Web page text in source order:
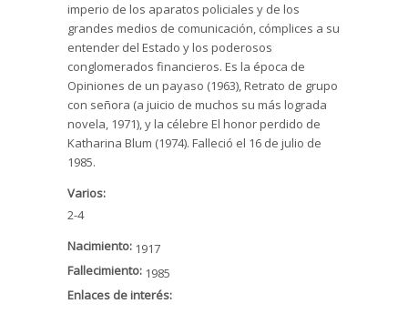
imperio de los aparatos policiales y de los
grandes medios de comunicación, cómplices a su
entender del Estado y los poderosos
conglomerados financieros. Es la época de
Opiniones de un payaso (1963), Retrato de grupo
con señora (a juicio de muchos su más lograda
novela, 1971), y la célebre El honor perdido de
Katharina Blum (1974). Falleció el 16 de julio de
1985.
Varios:
2-4
Nacimiento: 1917
Fallecimiento: 1985
Enlaces de interés: